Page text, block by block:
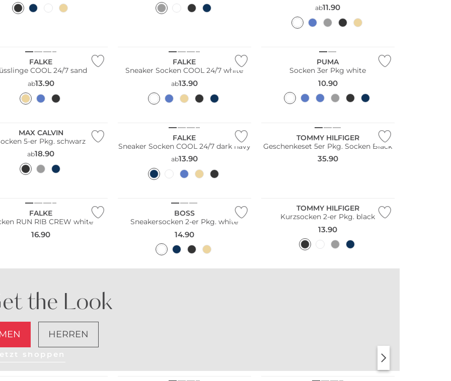
ab11.90
FALKE
COOL 24/7 sand
ab13.90
FALKE
Sneaker Socken COOL 24/7 white
ab13.90
Große Größen
PUMA
Socken 3er Pkg white
10.90
MAX CALVIN
5-er Pkg. schwarz
ab18.90
Große Größen
FALKE
Sneaker Socken COOL 24/7 dark navy
ab13.90
TOMMY HILFIGER
Geschenkeset 5er Pkg. Socken Black
35.90
FALKE
RUN RIB CREW white
16.90
BOSS
Sneakersocken 2-er Pkg. white
14.90
TOMMY HILFIGER
Kurzsocken 2-er Pkg. black
13.90
the Look
HERREN
shoppen